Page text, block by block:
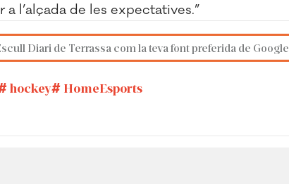
l’alçada de les expectatives.”
Diari de Terrassa com la teva font preferida de Google
hockey HomeEsports